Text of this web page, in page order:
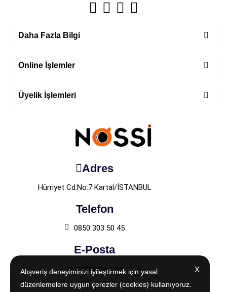
X
Alışveriş deneyiminizi iyileştirmek için yasal
düzenlemelere uygun çerezler (cookies) kullanıyoruz.
Daha Fazla Bilgi
Online İşlemler
Üyelik İşlemleri
Adres
Hürriyet Cd.No:7 Kartal/İSTANBUL
Telefon
0850 303 50 45
E-Posta
info@nossi.com.tr X
Alışveriş deneyiminizi iyileştirmek için yasal
düzenlemelere uygun çerezler (cookies) kullanıyoruz.